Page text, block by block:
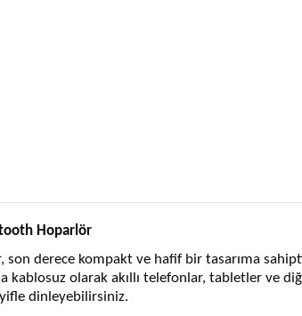
Hoparlör
son derece kompakt ve hafif bir tasarıma
kablosuz olarak akıllı telefonlar, tabletler
dinleyebilirsiniz.